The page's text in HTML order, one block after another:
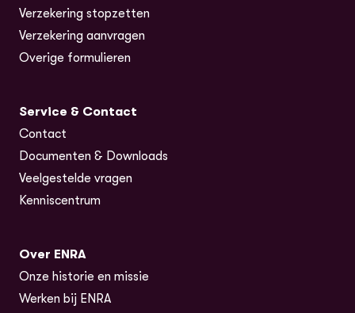
Verzekering stopzetten
Verzekering aanvragen
Overige formulieren
Service & Contact
Contact
Documenten & Downloads
Veelgestelde vragen
Kenniscentrum
Over ENRA
Onze historie en missie
Werken bij ENRA